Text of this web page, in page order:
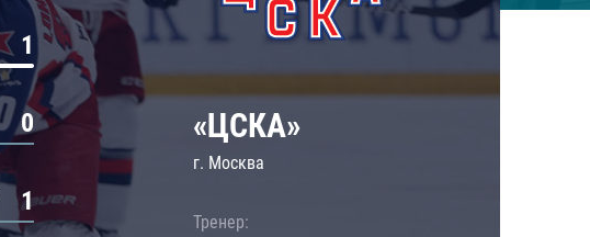
1
0
1
«ЦСКА»
г. Москва
Тренер: